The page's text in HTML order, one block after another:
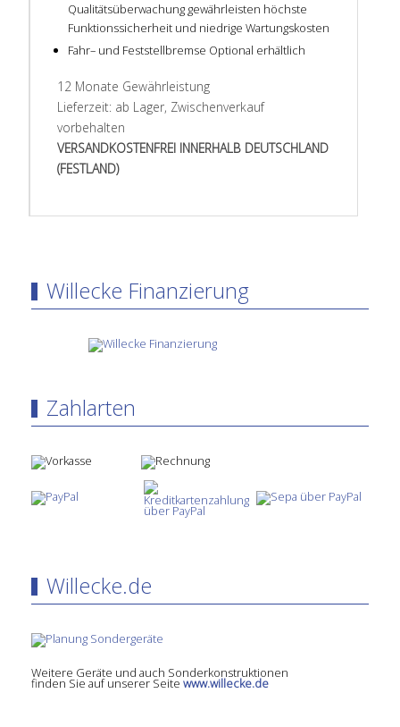
Qualitätsüberwachung gewährleisten höchste
Funktionssicherheit und niedrige Wartungskosten
Fahr– und Feststellbremse Optional erhältlich
12 Monate Gewährleistung
Lieferzeit: ab Lager, Zwischenverkauf
vorbehalten
VERSANDKOSTENFREI INNERHALB DEUTSCHLAND
(FESTLAND)
Willecke Finanzierung
Zahlarten
Willecke.de
Weitere Geräte und auch Sonderkonstruktionen
finden Sie auf unserer Seitewww.willecke.de